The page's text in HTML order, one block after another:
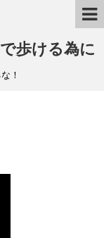
歩ける為に
！